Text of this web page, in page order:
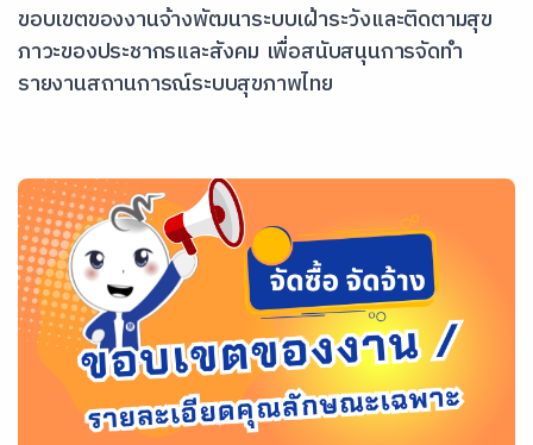
ขอบเขตของงานจ้างพัฒนาระบบเฝ้าระวังและติดตามสุข
ภาวะของประชากรและสังคม เพื่อสนับสนุนการจัดทำ
รายงานสถานการณ์ระบบสุขภาพไทย